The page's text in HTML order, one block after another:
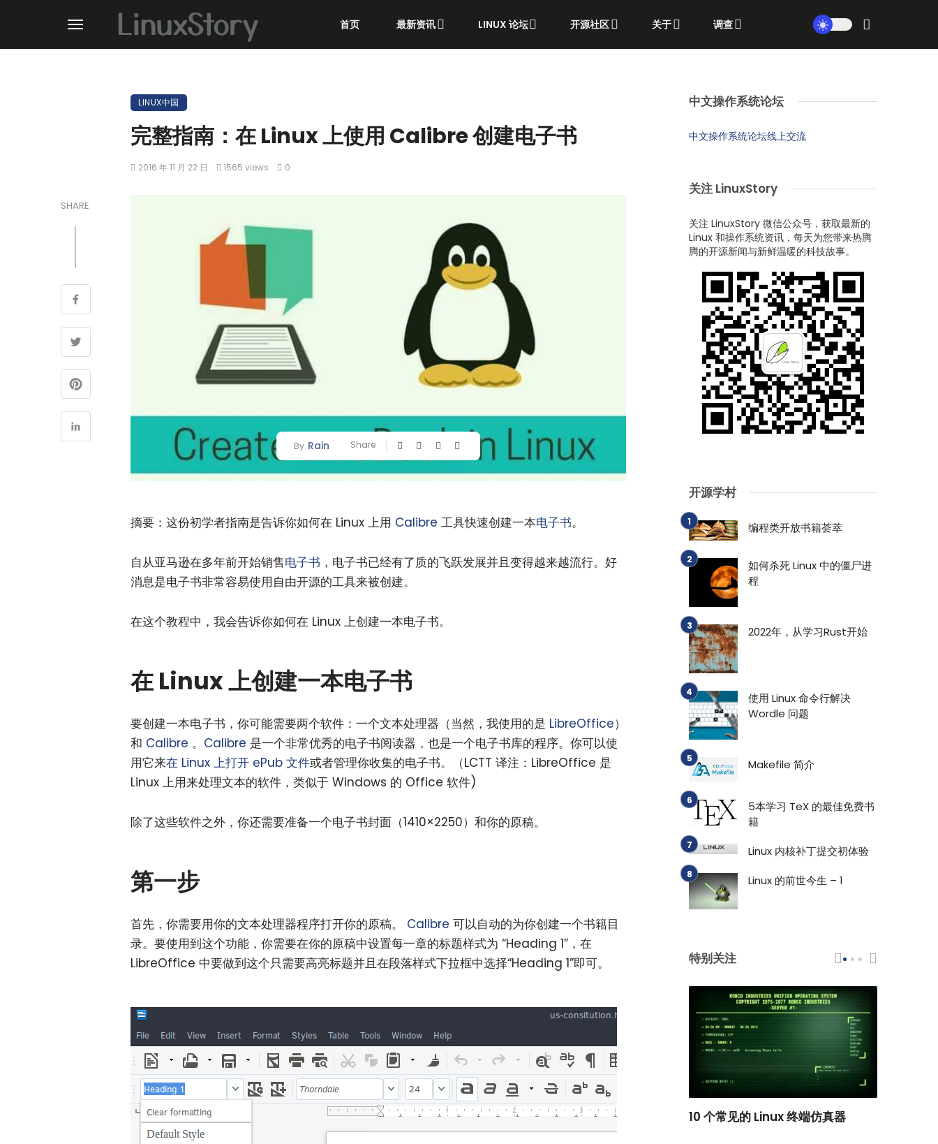
首页 最新资讯 LINUX 论坛 开源社区 关于 调查
LINUX中国
完整指南：在 Linux 上使用 Calibre 创建电子书
2016 年 11 月 22 日 1565 views 0
SHARE
By Rain Share
摘要：这份初学者指南是告诉你如何在 Linux 上用 Calibre 工具快速创建一本电子书。
自从亚马逊在多年前开始销售电子书 ，电子书已经有了质的飞跃发展并且变得越来越流行。好
消息是电子书非常容易使用自由开源的工具来被创建。
在这个教程中，我会告诉你如何在 Linux 上创建一本电子书。
在 Linux 上创建一本电子书
要创建一本电子书，你可能需要两个软件：一个文本处理器（当然，我使用的是 LibreOffice）
和 Calibre 。 Calibre 是一个非常优秀的电子书阅读器，也是一个电子书库的程序。你可以使
用它来在 Linux 上打开 ePub 文件或者管理你收集的电子书。（LCTT 译注：LibreOffice 是
Linux 上用来处理文本的软件，类似于 Windows 的 Office 软件)
除了这些软件之外，你还需要准备一个电子书封面（1410×2250）和你的原稿。
第一步
首先，你需要用你的文本处理器程序打开你的原稿。 Calibre 可以自动的为你创建一个书籍目
录。要使用到这个功能，你需要在你的原稿中设置每一章的标题样式为 “Heading 1”，在
LibreOffice 中要做到这个只需要高亮标题并且在段落样式下拉框中选择“Heading 1”即可。
中文操作系统论坛
中文操作系统论坛线上交流
关注 LinuxStory
关注 LinuxStory 微信公众号，获取最新的
Linux 和操作系统资讯，每天为您带来热腾
腾的开源新闻与新鲜温暖的科技故事。
开源学村
编程类开放书籍荟萃
如何杀死 Linux 中的僵尸进
程
2022年，从学习Rust开始
使用 Linux 命令行解决
Wordle 问题
Makefile 简介
5本学习 TeX 的最佳免费书
籍
Linux 内核补丁提交初体验
Linux 的前世今生 – 1
特别关注
小白观察：Let&apos;s Encrpt 正
过渡到 ISRG Root
更开放的分布式事务 | Fescar 品牌
升级，更名为 Seata
10 个常见的 Linux 终端仿真器